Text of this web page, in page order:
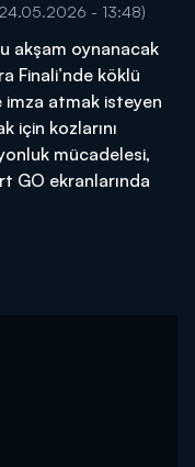
- 13:48)
akşam oynanacak
Finali’nde köklü
imza atmak isteyen
için kozlarını
mücadelesi,
GO ekranlarında